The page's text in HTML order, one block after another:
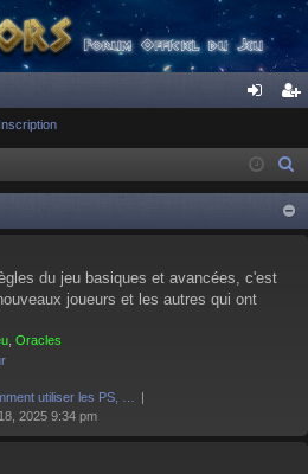
ne
xi
on
cri
pti
on
Inscription
du jeu basiques et avancées, c'est
joueurs et les autres qui ont
Oracles
utiliser les PS, …
2025 9:34 pm